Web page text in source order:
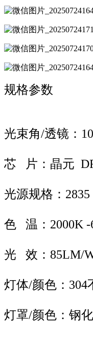
规格参数
光束角/透镜：
芯 片：晶元
光源规格：2835
色 温：2000K -
光 效：85LM/
灯体/颜色：304
灯罩/颜色：钢